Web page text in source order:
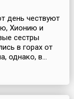
день чествуют
Хионию и
сестры
в горах от
однако, в...